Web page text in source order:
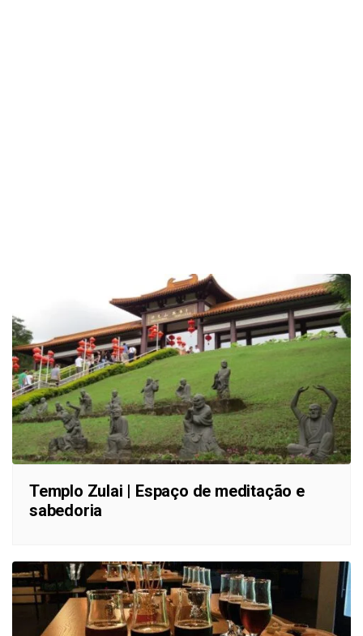
Templo Zulai | Espaço de meditação e
sabedoria